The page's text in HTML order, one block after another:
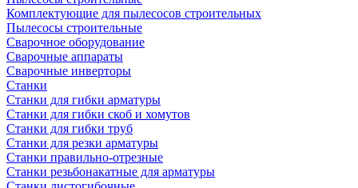
Комплектующие для пылесосов строительных
Пылесосы строительные
Сварочное оборудование
Сварочные аппараты
Сварочные инверторы
Станки
Станки для гибки арматуры
Станки для гибки скоб и хомутов
Станки для гибки труб
Станки для резки арматуры
Станки правильно-отрезные
Станки резьбонакатные для арматуры